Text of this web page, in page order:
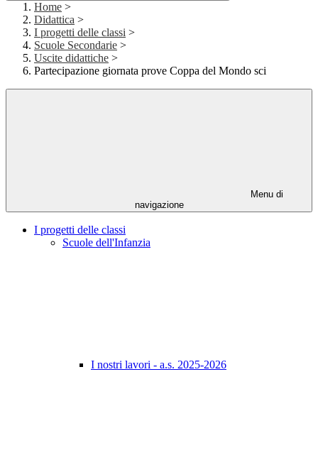
Home >
Didattica >
I progetti delle classi >
Scuole Secondarie >
Uscite didattiche >
Partecipazione giornata prove Coppa del Mondo sci
Menu di
navigazione
I progetti delle classi
Scuole dell'Infanzia
I nostri lavori - a.s. 2025-2026